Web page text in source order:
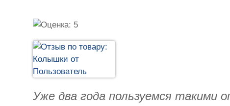
Уже два года пользуемся такими